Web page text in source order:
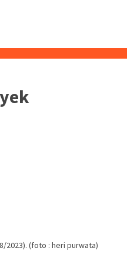
2023). (foto : heri purwata)